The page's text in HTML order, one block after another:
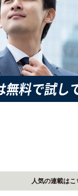
人気の連載はこ